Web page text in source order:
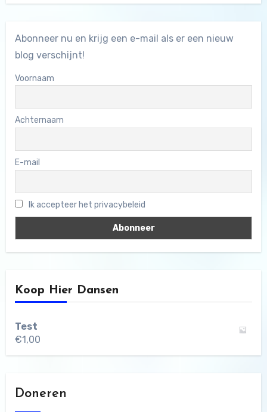
Abonneer nu en krijg een e-mail als er een nieuw
blog verschijnt!
Voornaam
Achternaam
E-mail
Ik accepteer het privacybeleid
Koop Hier Dansen
Test
€1,00
Doneren